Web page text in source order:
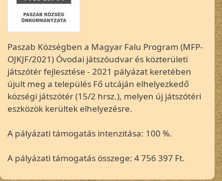
Paszab Községben a Magyar Falu Program (MFP-
OJKJF/2021) Óvodai játszóudvar és közterületi
játszótér fejlesztése - 2021 pályázat keretében
újult meg a település Fő utcáján elhelyezkedő
községi játszótér (15/2 hrsz.), melyen új játszótéri
eszközök kerültek elhelyezésre.
A pályázati támogatás intenzitása: 100 %.
A pályázati támogatás összege: 4 756 397 Ft.